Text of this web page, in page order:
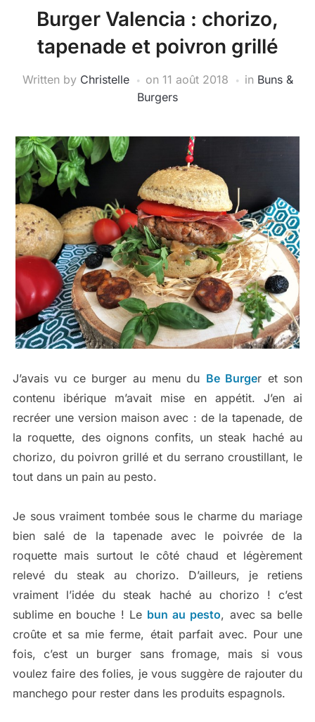
Burger Valencia : chorizo,
tapenade et poivron grillé
Written by Christelle on 11 août 2018 in Buns &
Burgers
J’avais vu ce burger au menu du Be Burger et son
contenu ibérique m’avait mise en appétit. J’en ai
recréer une version maison avec : de la tapenade, de
la roquette, des oignons confits, un steak haché au
chorizo, du poivron grillé et du serrano croustillant, le
tout dans un pain au pesto.
Je sous vraiment tombée sous le charme du mariage
bien salé de la tapenade avec le poivrée de la
roquette mais surtout le côté chaud et légèrement
relevé du steak au chorizo. D’ailleurs, je retiens
vraiment l’idée du steak haché au chorizo ! c’est
sublime en bouche ! Le bun au pesto, avec sa belle
croûte et sa mie ferme, était parfait avec. Pour une
fois, c’est un burger sans fromage, mais si vous
voulez faire des folies, je vous suggère de rajouter du
manchego pour rester dans les produits espagnols.